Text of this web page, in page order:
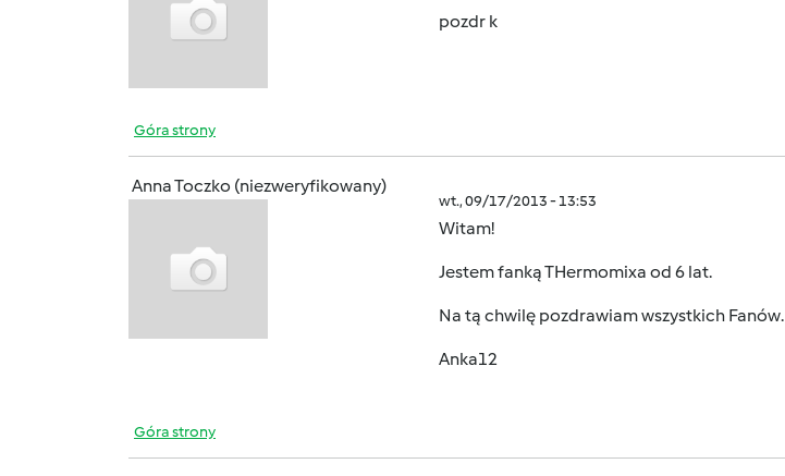
pozdr k
Góra strony
Anna Toczko (niezweryfikowany)
wt., 09/17/2013 - 13:53
Witam!
Jestem fanką THermomixa od 6 lat.
Na tą chwilę pozdrawiam wszystkich Fanów.
Anka12
Góra strony